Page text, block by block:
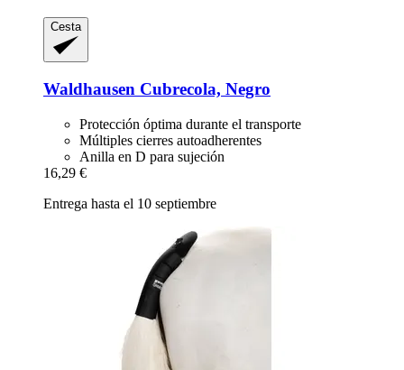
Cesta
Waldhausen Cubrecola, Negro
Protección óptima durante el transporte
Múltiples cierres autoadherentes
Anilla en D para sujeción
16,29 €
Entrega hasta el 10 septiembre